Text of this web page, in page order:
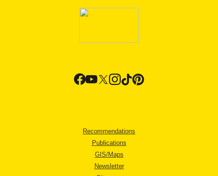
Recommendations
Publications
GIS/Maps
Newsletter